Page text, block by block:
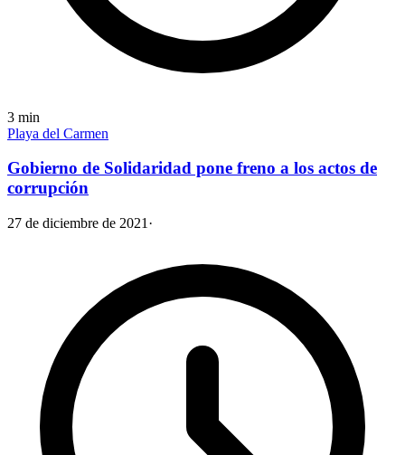
3 min
Playa del Carmen
Gobierno de Solidaridad pone freno a los actos de
corrupción
27 de diciembre de 2021 ·